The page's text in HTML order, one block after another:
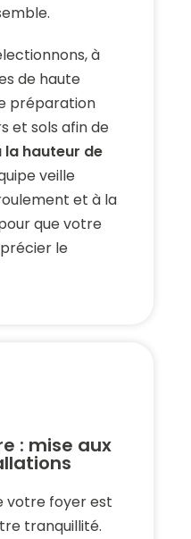
à
de haute
préparation
et sols afin de
hauteur de
veille
et à la
que votre
le
: mise aux
votre foyer est
tranquillité.